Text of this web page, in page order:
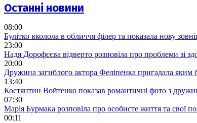
Останні новини
08:00
Булітко вколола в обличчя філер та показала нову
23:00
Надя Дорофєєва відверто розповіла про проблеми зі
20:00
Дружина загиблого актора Феліпенка пригадала яким
13:40
Костянтин Войтенко показав романтичні фото з
07:30
Марія Бурмака розповіла про особисте життя та свої
00:11